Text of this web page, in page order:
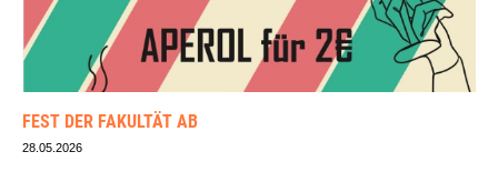
FEST DER FAKULTÄT AB
28.05.2026